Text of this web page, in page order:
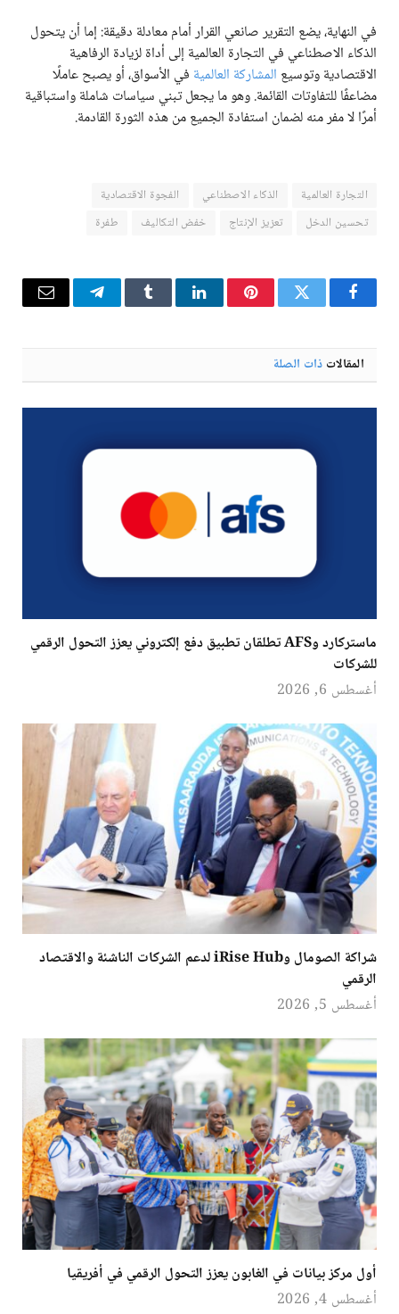
في النهاية، يضع التقرير صانعي القرار أمام معادلة دقيقة: إما أن يتحول
الذكاء الاصطناعي في التجارة العالمية إلى أداة لزيادة الرفاهية
الاقتصادية وتوسيع المشاركة العالمية في الأسواق، أو يصبح عاملًا
مضاعفًا للتفاوتات القائمة. وهو ما يجعل تبني سياسات شاملة واستباقية
أمرًا لا مفر منه لضمان استفادة الجميع من هذه الثورة القادمة.
التجارة العالمية الذكاء الاصطناعي
الفجوة الاقتصادية
تحسين الدخل
تعزيز الإنتاج خفض التكاليف طفرة
فيسبوكتويتر بينتيريستلينكدإن Tumblr تيلقرام البريد
المقالات ذات الصلة
ماستركارد وAFS تطلقان تطبيق دفع إلكتروني يعزز التحول الرقمي
للشركات
أغسطس 6, 2026
شراكة الصومال وiRise Hub لدعم الشركات الناشئة والاقتصاد
الرقمي
أغسطس 5, 2026
أول مركز بيانات في الغابون يعزز التحول الرقمي في أفريقيا
أغسطس 4, 2026